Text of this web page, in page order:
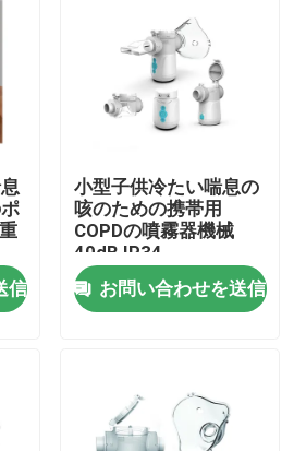
信
小型子供冷たい喘息の
咳のための携帯用
COPDの噴霧器機械
40dB IP34
お問い合わせを送信